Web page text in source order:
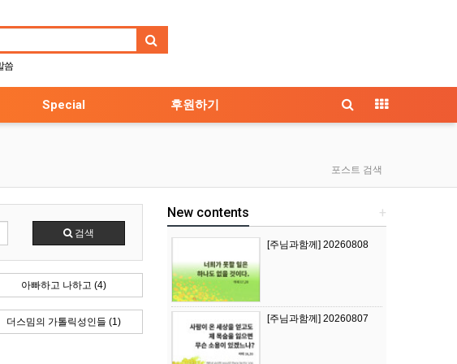
씀
Special 후원하기
포스트 검색
검색
아빠하고 나하고 (4)
더스밈의 가톨릭성인들 (1)
+
New contents
[주님과함께] 20260808
[주님과함께] 20260807